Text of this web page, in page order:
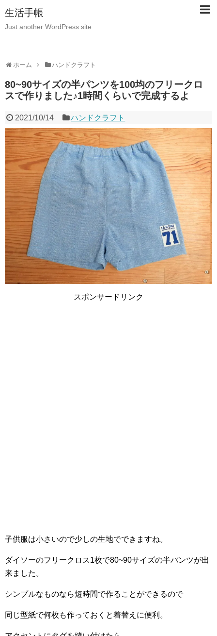
生活手帳
Just another WordPress site
ホーム ハンドクラフト
80~90サイズの半パンツを100均のフリークロ
スで作りました♪1時間くらいで完成するよ
2021/10/14 ハンドクラフト
スポンサードリンク
子供服は小さいので少しの生地でできますね。
ダイソーのフリークロス1枚で80~90サイズの半パンツが出
来ました。
シンプルなものなら短時間で作ることができるので
同じ型紙で何枚も作っておくと着替えに便利。